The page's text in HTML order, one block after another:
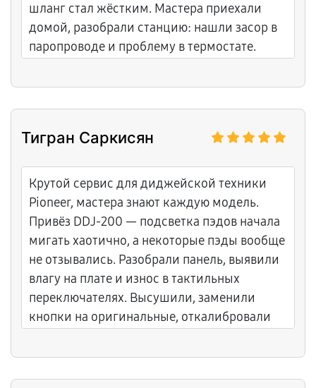
шланг стал жёстким. Мастера приехали
домой, разобрали станцию: нашли засор в
паропроводе и проблему в термостате.
температуры и уплотнители шланга.
прозрачные, гарантия на детали и работу.
Теперь глажка без остановок, пар
стабильный. Честный и понятный подход,
приятно иметь дело с профессионалами.
Уровень обслуживания на высоком уровне.
Тигран Саркисян
Крутой сервис для диджейской техники
Pioneer, мастера знают каждую модель.
Привёз DDJ-200 — подсветка пэдов начала
мигать хаотично, а некоторые пэды вообще
не отзывались. Разобрали панель, выявили
влагу на плате и износ в тактильных
переключателях. Высушили, заменили
кнопки на оригинальные, откалибровали
прозрачная с самого начала. Теперь пэды